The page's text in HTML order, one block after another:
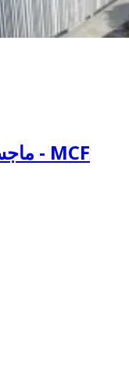
ماجستير في تمويل الشركات - MCF